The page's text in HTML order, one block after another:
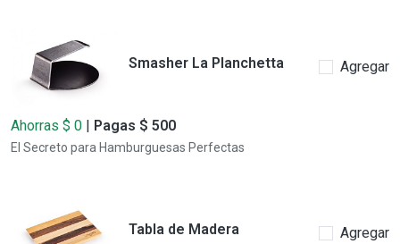
Smasher La Planchetta Agregar
Ahorras $ 0 | Pagas $ 500
El Secreto para Hamburguesas Perfectas
Tabla de Madera Agregar